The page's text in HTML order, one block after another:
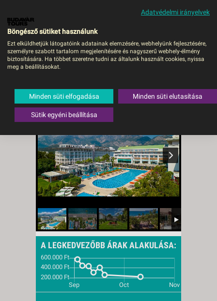
MENÜ
Hotel Kilikya Palace -
Törökország,Török riviéra,Kemer
A LEGKEDVEZŐBB ÁRAK ALAKULÁSA:
Adatvédelmi irányelvek
Böngésző sütiket használunk
Ezt elküldhetjük látogatóink adatainak elemzésére, webhelyünk fejlesztésére,
személyre szabott tartalom megjelenítésére és nagyszerű webhely-élmény
biztosítására. Ha többet szeretne tudni az általunk használt cookies, nyissa
meg a beállításokat.
Minden süti elfogadása Minden süti elutasítása
Sütik egyéni beállítása